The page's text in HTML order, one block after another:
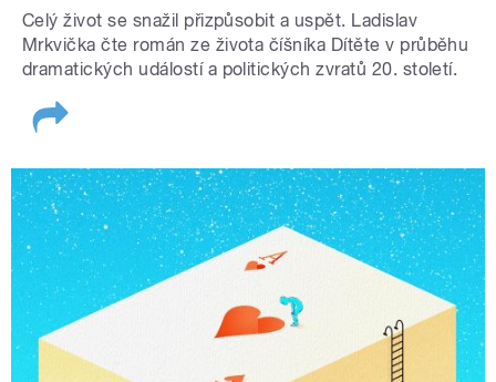
Celý život se snažil přizpůsobit a uspět. Ladislav
Mrkvička čte román ze života číšníka Dítěte v průběhu
dramatických událostí a politických zvratů 20. století.